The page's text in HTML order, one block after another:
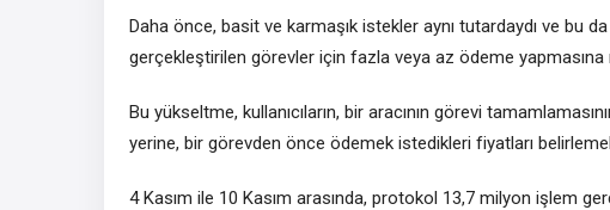
Daha önce, basit ve karmaşık istekler aynı tutardaydı ve bu da
gerçekleştirilen görevler için fazla veya az ödeme yapmasına
Bu yükseltme, kullanıcıların, bir aracının görevi
yerine, bir görevden önce ödemek istedikleri fiyatları
4 Kasım ile 10 Kasım arasında, protokol 13,7 milyon işlem